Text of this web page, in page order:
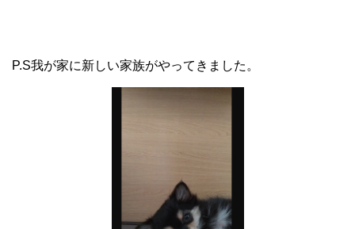
P.S我が家に新しい家族がやってきました。